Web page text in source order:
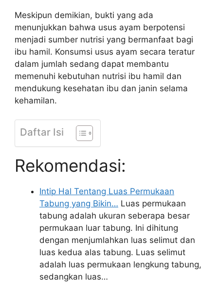
Meskipun demikian, bukti yang ada
menunjukkan bahwa usus ayam berpotensi
menjadi sumber nutrisi yang bermanfaat bagi
ibu hamil. Konsumsi usus ayam secara teratur
dalam jumlah sedang dapat membantu
memenuhi kebutuhan nutrisi ibu hamil dan
mendukung kesehatan ibu dan janin selama
kehamilan.
Daftar Isi
Rekomendasi:
Intip Hal Tentang Luas Permukaan
Tabung yang Bikin… Luas permukaan
tabung adalah ukuran seberapa besar
permukaan luar tabung. Ini dihitung
dengan menjumlahkan luas selimut dan
luas kedua alas tabung. Luas selimut
adalah luas permukaan lengkung tabung,
sedangkan luas…